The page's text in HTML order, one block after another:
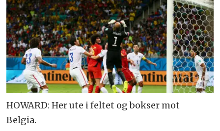
HOWARD: Her ute i feltet og bokser mot
Belgia.